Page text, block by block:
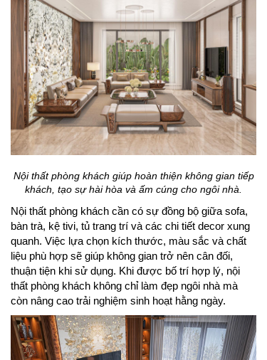
Nội thất phòng khách giúp hoàn thiện không gian tiếp
khách, tạo sự hài hòa và ấm cúng cho ngôi nhà.
Nội thất phòng khách cần có sự đồng bộ giữa sofa,
bàn trà, kệ tivi, tủ trang trí và các chi tiết decor xung
quanh. Việc lựa chọn kích thước, màu sắc và chất
liệu phù hợp sẽ giúp không gian trở nên cân đối,
thuận tiện khi sử dụng. Khi được bố trí hợp lý, nội
thất phòng khách không chỉ làm đẹp ngôi nhà mà
còn nâng cao trải nghiệm sinh hoạt hằng ngày.